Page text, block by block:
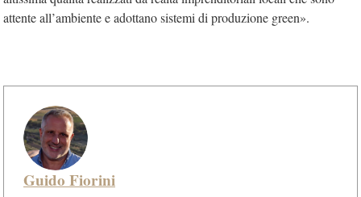
attente all’ambiente e adottano sistemi di produzione green».
Guido Fiorini